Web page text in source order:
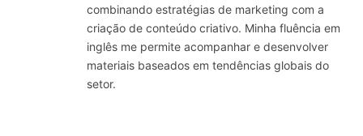
combinando estratégias de marketing com a
criação de conteúdo criativo. Minha fluência em
inglês me permite acompanhar e desenvolver
materiais baseados em tendências globais do
setor.